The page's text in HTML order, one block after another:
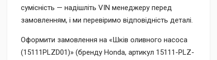
сумісність — надішліть VIN менеджеру перед
замовленням, і ми перевіримо відповідність деталі.
Оформити замовлення на «Шків оливного насоса
(15111PLZD01)» (бренду Honda, артикул 15111-PLZ-